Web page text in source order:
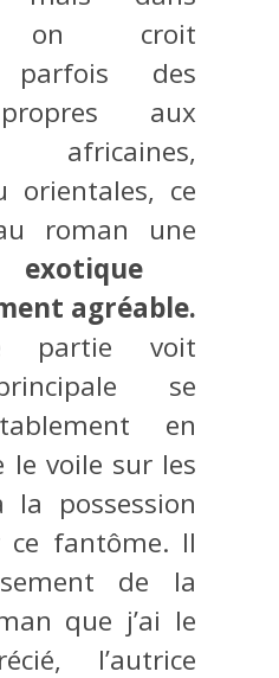
on croit
parfois des
aux
orientales, ce
roman une
agréable.
partie voit
se
en
le voile sur les
possession
ce fantôme. Il
de la
que j’ai le
l’autrice